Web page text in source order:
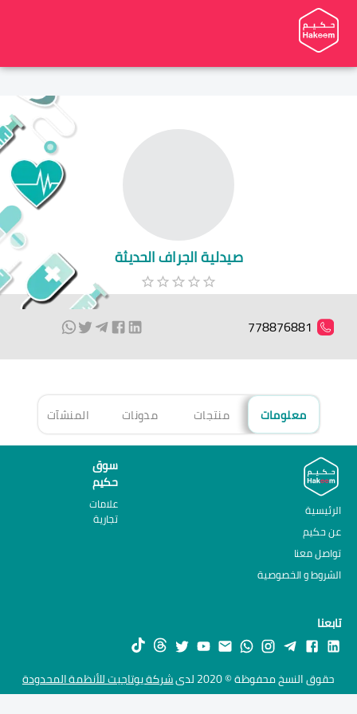
صيدلية الجراف الحديثة
778876881
معلومات منتجات مدونات المنشآت
الرئيسية
عن حكيم
تواصل معنا
الشروط و الخصوصية
سوق
حكيم
علامات
تجارية
تابعنا
حقوق النسخ محفوظة © 2020 لدى شركة يوتاجيت للأنظمة المحدودة